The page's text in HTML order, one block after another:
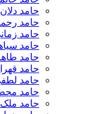
حامد دلان
حامد
حامد
حامد
حامد
حامد
حامد
حامد
حامد ملک